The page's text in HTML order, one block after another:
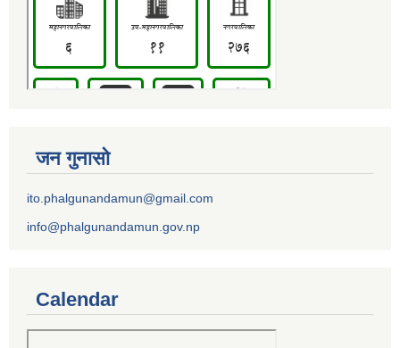
जन गुनासो
ito.phalgunandamun@gmail.com
info@phalgunandamun.gov.np
Calendar